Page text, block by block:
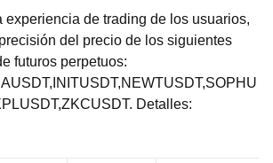
experiencia de trading de los usuarios,
del precio de los siguientes
futuros perpetuos:
Detalles: